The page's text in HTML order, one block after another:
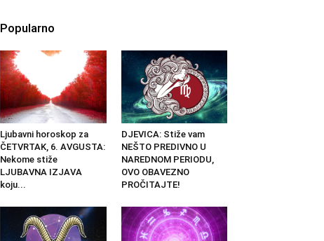
Popularno
Ljubavni horoskop za
ČETVRTAK, 6. AVGUSTA:
Nekome stiže
LJUBAVNA IZJAVA
koju...
DJEVICA: Stiže vam
NEŠTO PREDIVNO U
NAREDNOM PERIODU,
OVO OBAVEZNO
PROČITAJTE!